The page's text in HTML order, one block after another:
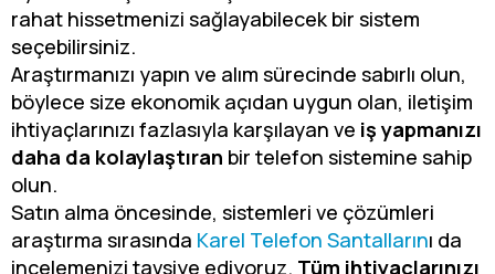
rahat hissetmenizi sağlayabilecek bir sistem
seçebilirsiniz.
Araştırmanızı yapın ve alım sürecinde sabırlı olun,
böylece size ekonomik açıdan uygun olan, iletişim
ihtiyaçlarınızı fazlasıyla karşılayan ve iş yapmanızı
daha da kolaylaştıran bir telefon sistemine sahip
olun.
Satın alma öncesinde, sistemleri ve çözümleri
araştırma sırasında Karel Telefon Santallarını da
incelemenizi tavsiye ediyoruz. Tüm ihtiyaçlarınızı